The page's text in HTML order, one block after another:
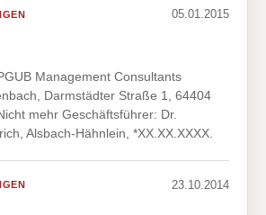
05.01.2015
Management Consultants
Darmstädter Straße 1, 64404
mehr Geschäftsführer: Dr.
Alsbach-Hähnlein, *XX.XX.XXXX.
23.10.2014